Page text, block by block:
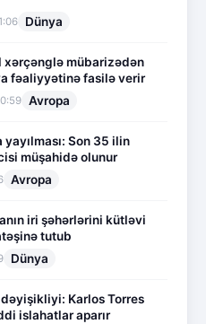
Dünya
xərçənglə mübarizədən
fəaliyyətinə fasilə verir
Avropa
yayılması: Son 35 ilin
müşahidə olunur
Avropa
iri şəhərlərini kütləvi
tutub
Dünya
Karlos Torres
islahatlar aparır